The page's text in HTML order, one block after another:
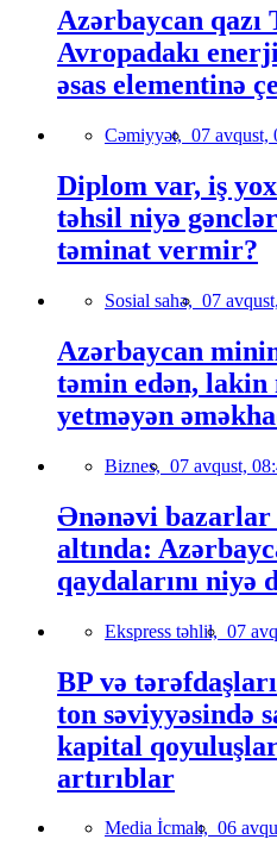
Azərbaycan
Avropadakı
əsas elementinə
Cəmiyyət, 07 avqust,
Diplom var, iş
təhsil niyə
təminat vermir?
Sosial sahə, 07
Azərbaycan
təmin edən, lakin
yetməyən
Biznes, 07 avqust,
Ənənəvi bazarlar
altında:
qaydalarını niyə
Ekspress təhlil, 07
BP və
ton səviyyəsində
kapital
artırıblar
Media İcmalı, 06